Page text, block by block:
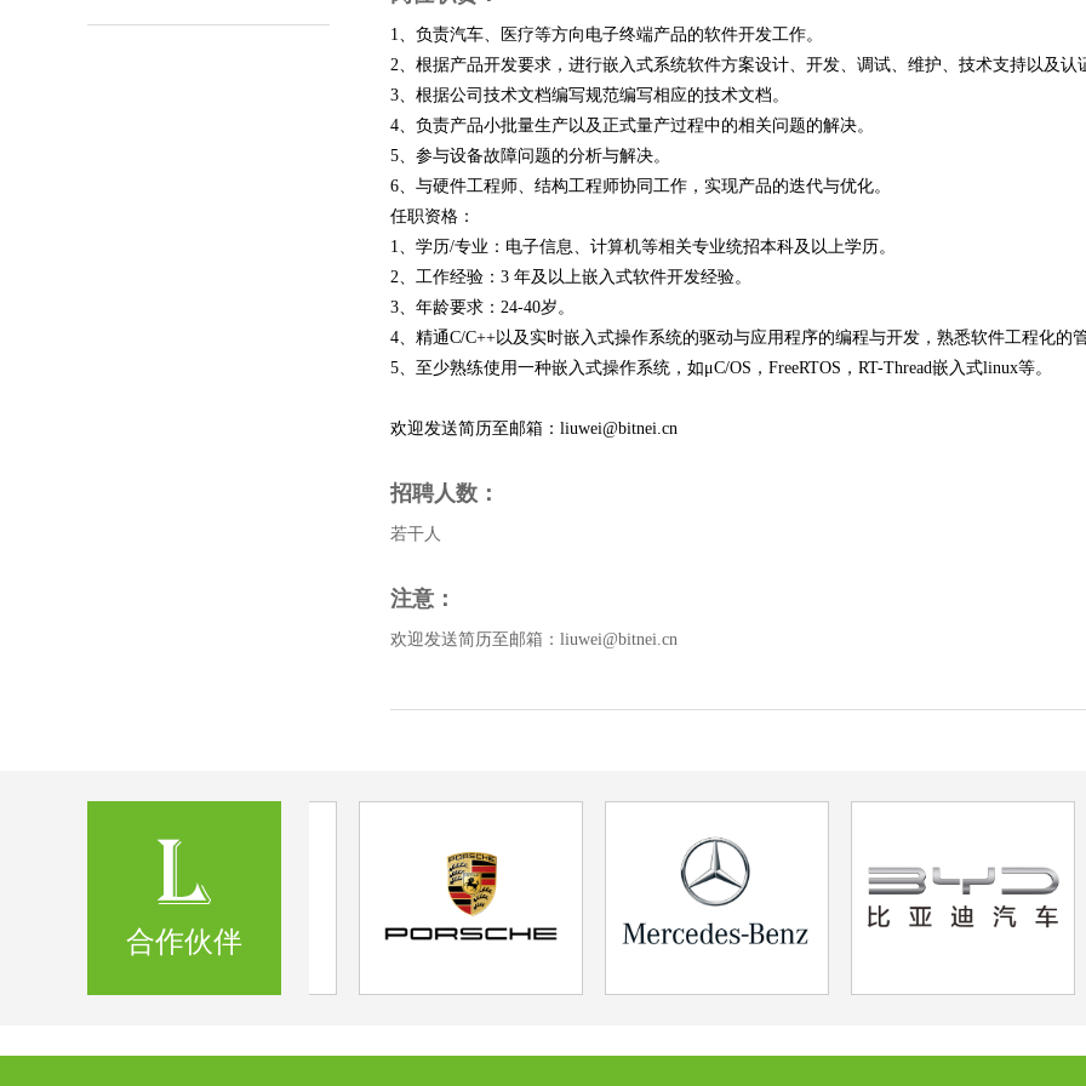
1、负责汽车、医疗等方向电子终端产品的软件开发工作。
2、根据产品开发要求，进行嵌入式系统软件方案设计、开发、调试、维护、技术支持以及认
3、根据公司技术文档编写规范编写相应的技术文档。
4、负责产品小批量生产以及正式量产过程中的相关问题的解决。
5、参与设备故障问题的分析与解决。
6、与硬件工程师、结构工程师协同工作，实现产品的迭代与优化。
任职资格：
1、学历/专业：电子信息、计算机等相关专业统招本科及以上学历。
2、工作经验：3 年及以上嵌入式软件开发经验。
3、年龄要求：24-40岁。
4、精通C/C++以及实时嵌入式操作系统的驱动与应用程序的编程与开发，熟悉软件工程化的
5、至少熟练使用一种嵌入式操作系统，如μC/OS，FreeRTOS，RT-Thread嵌入式linux等。
欢迎发送简历至邮箱：liuwei@bitnei.cn
招聘人数：
若干人
注意：
欢迎发送简历至邮箱：liuwei@bitnei.cn
合作伙伴